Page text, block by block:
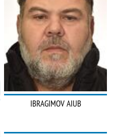
IBRAGIMOV AIUB